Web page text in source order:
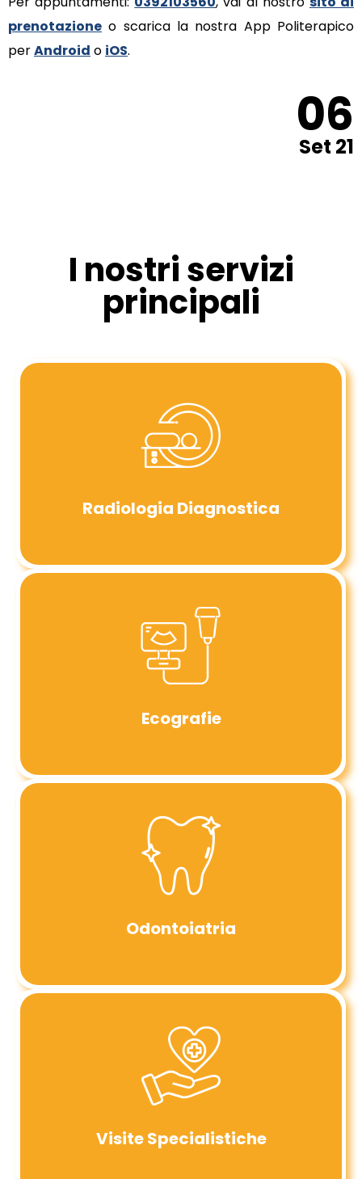
prenotazione o scarica la nostra App Politerapico
perAndroid o iOS.
06
Set 21
I nostri servizi
principali
Radiologia Diagnostica
Ecografie
Odontoiatria
Visite Specialistiche